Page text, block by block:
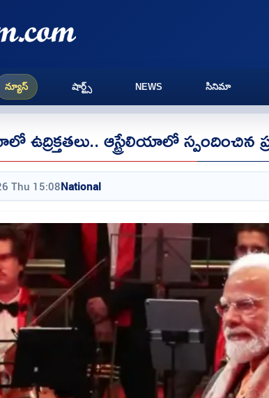
న్యూస్ షార్ట్స్ NEWS సినిమా
ఆస్ట్రేలియాలో
Thu 15:08National